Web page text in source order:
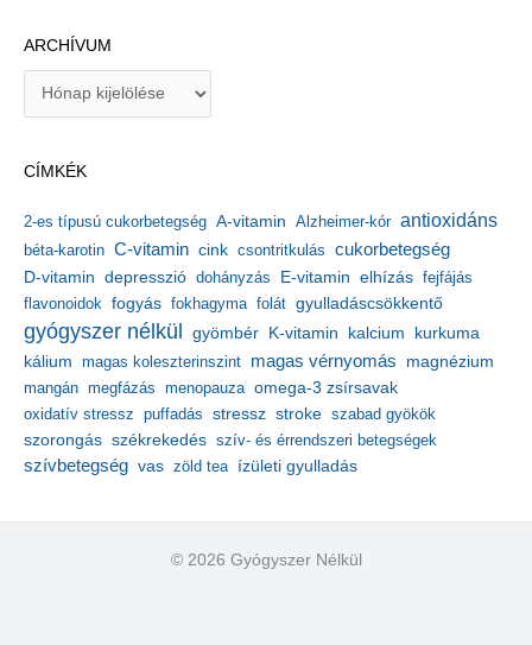
ARCHÍVUM
í
u
m
CÍMKÉK
2-es típusú cukorbetegség A-vitamin Alzheimer-kór antioxidáns
béta-karotin C-vitamin cink csontritkulás cukorbetegség
D-vitamin depresszió dohányzás E-vitamin elhízás fejfájás
flavonoidok fogyás fokhagyma folát gyulladáscsökkentő
gyógyszer nélkül gyömbér K-vitamin kalcium kurkuma
kálium magas koleszterinszint magas vérnyomás magnézium
mangán megfázás menopauza omega-3 zsírsavak
oxidatív stressz puffadás stressz stroke szabad gyökök
szorongás székrekedés szív- és érrendszeri betegségek
szívbetegség vas zöld tea ízületi gyulladás
© 2026 Gyógyszer Nélkül